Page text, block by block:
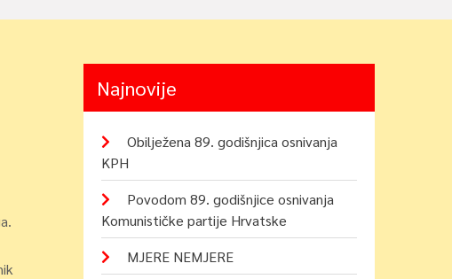
Najnovije
Obilježena 89. godišnjica osnivanja
KPH
Povodom 89. godišnjice osnivanja
Komunističke partije Hrvatske
MJERE NEMJERE